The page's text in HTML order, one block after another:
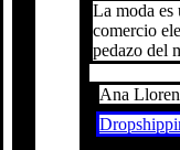
La moda es
comercio
pedazo del
Ana